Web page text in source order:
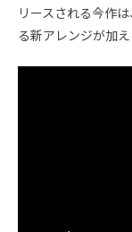
リースされる今作
る新アレンジが加